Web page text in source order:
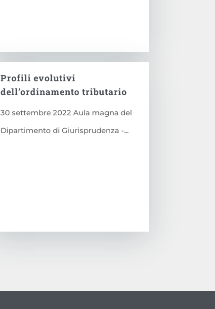
Profili evolutivi
dell’ordinamento tributario
30 settembre 2022 Aula magna del
Dipartimento di Giurisprudenza -...